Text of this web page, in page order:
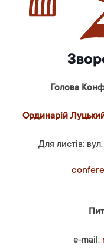
Голова
Ординарій
Для листів:
e-mail: